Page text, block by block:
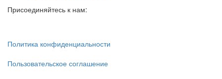
Присоединяйтесь к нам:
Политика конфиденциальности
Пользовательское соглашение